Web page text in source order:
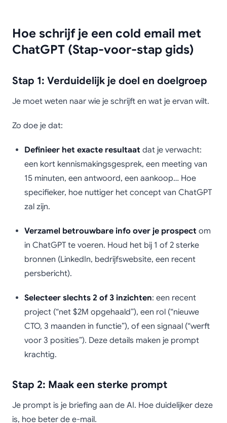
Hoe schrijf je een cold email met
ChatGPT (Stap-voor-stap gids)
Stap 1: Verduidelijk je doel en doelgroep
Je moet weten naar wie je schrijft en wat je ervan wilt.
Zo doe je dat:
Definieer het exacte resultaat dat je verwacht:
een kort kennismakingsgesprek, een meeting van
15 minuten, een antwoord, een aankoop… Hoe
specifieker, hoe nuttiger het concept van ChatGPT
zal zijn.
Verzamel betrouwbare info over je prospect om
in ChatGPT te voeren. Houd het bij 1 of 2 sterke
bronnen (LinkedIn, bedrijfswebsite, een recent
persbericht).
Selecteer slechts 2 of 3 inzichten: een recent
project (“net $2M opgehaald”), een rol (“nieuwe
CTO, 3 maanden in functie”), of een signaal (“werft
voor 3 posities”). Deze details maken je prompt
krachtig.
Stap 2: Maak een sterke prompt
Je prompt is je briefing aan de AI. Hoe duidelijker deze
is, hoe beter de e-mail.